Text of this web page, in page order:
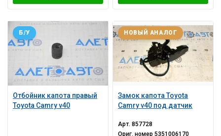
Отбойник капота правый
Toyota Camry v40
Б/У
Замок капота Toyota
Camry v40 под датчик
НОВЫЙ АНАЛОГ
Арт.857728
Ориг. номер5351006170